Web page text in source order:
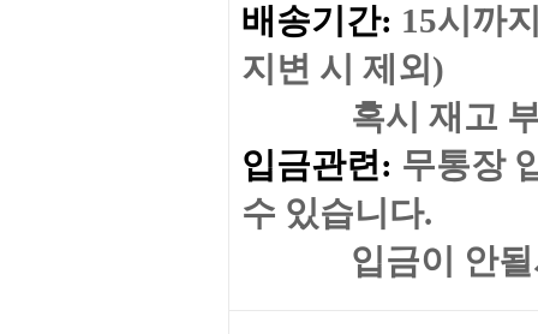
배송기간: 15시까
지변 시 제외)
혹시 재고 부족
입금관련: 무통장
수 있습니다.
입금이 안될시